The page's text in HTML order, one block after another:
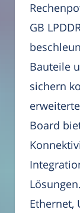
GB
Bauteile
sichern
Board
Ethernet,